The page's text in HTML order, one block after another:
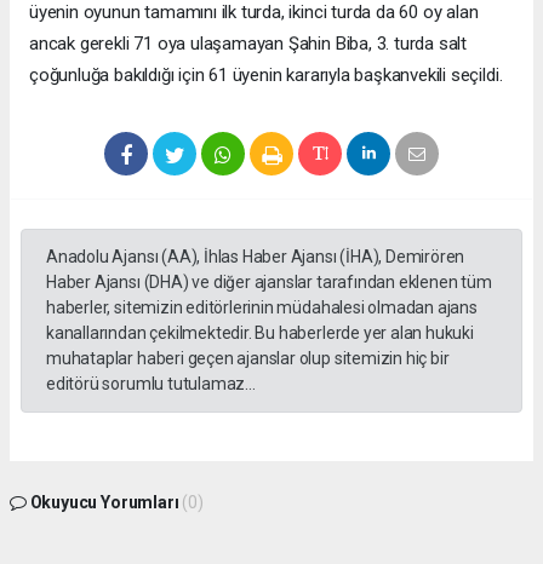
üyenin oyunun tamamını ilk turda, ikinci turda da 60 oy alan
ancak gerekli 71 oya ulaşamayan Şahin Biba, 3. turda salt
çoğunluğa bakıldığı için 61 üyenin kararıyla başkanvekili seçildi.
Anadolu Ajansı (AA), İhlas Haber Ajansı (İHA), Demirören
Haber Ajansı (DHA) ve diğer ajanslar tarafından eklenen tüm
haberler, sitemizin editörlerinin müdahalesi olmadan ajans
kanallarından çekilmektedir. Bu haberlerde yer alan hukuki
muhataplar haberi geçen ajanslar olup sitemizin hiç bir
editörü sorumlu tutulamaz...
Okuyucu Yorumları (0)